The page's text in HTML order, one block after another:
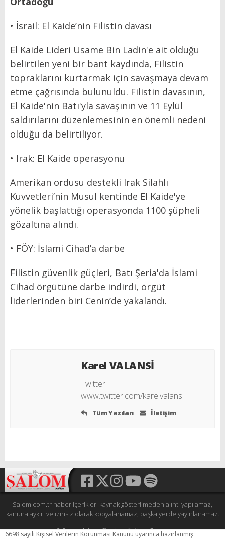
• İsrail: El Kaide’nin Filistin davası
El Kaide Lideri Usame Bin Ladin'e ait olduğu
belirtilen yeni bir bant kaydında, Filistin
topraklarını kurtarmak için savaşmaya devam
etme çağrısında bulunuldu. Filistin davasının,
El Kaide'nin Batı'yla savaşının ve 11 Eylül
saldırılarını düzenlemesinin en önemli nedeni
olduğu da belirtiliyor.
• Irak: El Kaide operasyonu
Amerikan ordusu destekli Irak Silahlı
Kuvvetleri’nin Musul kentinde El Kaide'ye
yönelik başlattığı operasyonda 1100 şüpheli
gözaltına alındı.
• FÖY: İslami Cihad’a darbe
Filistin güvenlik güçleri, Batı Şeria'da İslami
Cihad örgütüne darbe indirdi, örgüt
liderlerinden biri Cenin’de yakalandı.
Karel VALANSİ
Twitter:
www.twitter.com/karelvalansi
Tüm Yazıları İletişim
Salom.com.tr haber içerikleri kaynak gösterilmeden alıntı yapılamaz,
kanuna aykırı ve izinsiz olarak kopyalanamaz, başka yerde yayınlanamaz.
© Şalom Haftalık Siyasi ve Kültürel Gazete
Tüm hakları saklıdır.
6698 sayılı Kişisel Verilerin Korunması Kanunu uyarınca hazırlanmış